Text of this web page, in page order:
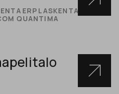
ERP LASKENTA
QUANTIMA